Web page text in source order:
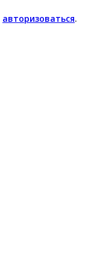
авторизоваться.